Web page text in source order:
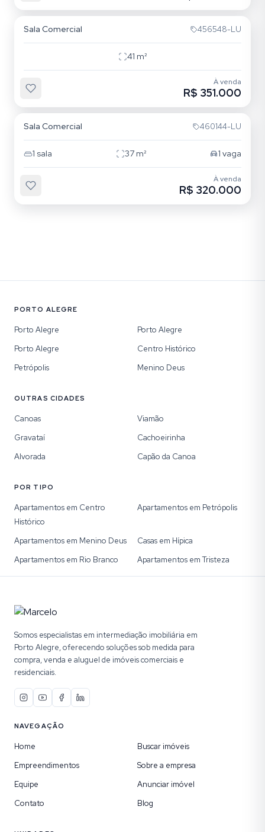
Sala Comercial 456548-LU
41 m²
À venda
R$ 351.000
Sala Comercial 460144-LU
1 sala 37m² 1 vaga
À venda
R$ 320.000
PORTO ALEGRE
Porto Alegre
Porto Alegre
Porto Alegre
Centro Histórico
Petrópolis
Menino Deus
OUTRAS CIDADES
Canoas
Viamão
Gravataí
Cachoeirinha
Alvorada
Capão da Canoa
POR TIPO
Apartamentos em Centro
Histórico
Apartamentos em Petrópolis
Apartamentos em Menino Deus
Casas em Hípica
Apartamentos em Rio Branco
Apartamentos em Tristeza
Somos especialistas em intermediação imobiliária em
Porto Alegre, oferecendo soluções sob medida para
compra, venda e aluguel de imóveis comerciais e
residenciais.
NAVEGAÇÃO
Home
Buscar imóveis
Empreendimentos
Sobre a empresa
Equipe
Anunciar imóvel
Contato
Blog